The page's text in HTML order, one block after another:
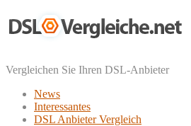
Vergleichen Sie Ihren DSL-Anbieter
News
Interessantes
DSL Anbieter Vergleich